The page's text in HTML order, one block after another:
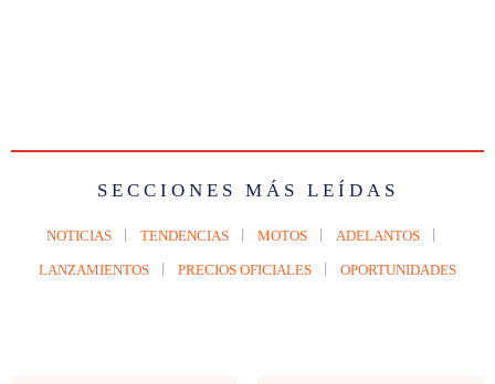
SECCIONES MÁS LEÍDAS
NOTICIAS TENDENCIAS MOTOS ADELANTOS
LANZAMIENTOS PRECIOS OFICIALES OPORTUNIDADES